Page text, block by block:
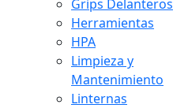
Grips Delanteros
Herramientas
HPA
Limpieza y
Mantenimiento
Linternas